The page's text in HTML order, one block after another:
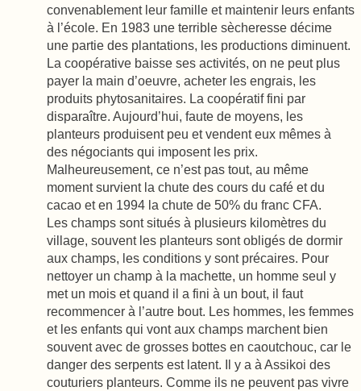
convenablement leur famille et maintenir leurs enfants
à l’école. En 1983 une terrible sècheresse décime
une partie des plantations, les productions diminuent.
La coopérative baisse ses activités, on ne peut plus
payer la main d’oeuvre, acheter les engrais, les
produits phytosanitaires. La coopératif fini par
disparaître. Aujourd’hui, faute de moyens, les
planteurs produisent peu et vendent eux mêmes à
des négociants qui imposent les prix.
Malheureusement, ce n’est pas tout, au même
moment survient la chute des cours du café et du
cacao et en 1994 la chute de 50% du franc CFA.
Les champs sont situés à plusieurs kilomètres du
village, souvent les planteurs sont obligés de dormir
aux champs, les conditions y sont précaires. Pour
nettoyer un champ à la machette, un homme seul y
met un mois et quand il a fini à un bout, il faut
recommencer à l’autre bout. Les hommes, les femmes
et les enfants qui vont aux champs marchent bien
souvent avec de grosses bottes en caoutchouc, car le
danger des serpents est latent. Il y a à Assikoi des
couturiers planteurs. Comme ils ne peuvent pas vivre